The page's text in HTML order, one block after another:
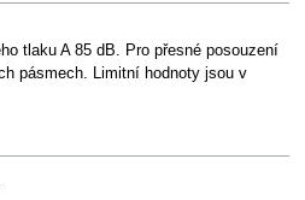
tlaku A 85 dB. Pro přesné posouzení
pásmech. Limitní hodnoty jsou v